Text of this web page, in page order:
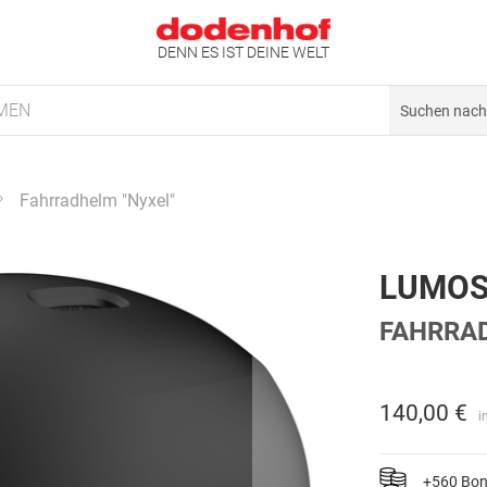
DENN ES IST DEINE WELT
Fahrradhelm "Nyxel"
140,00 €
+560